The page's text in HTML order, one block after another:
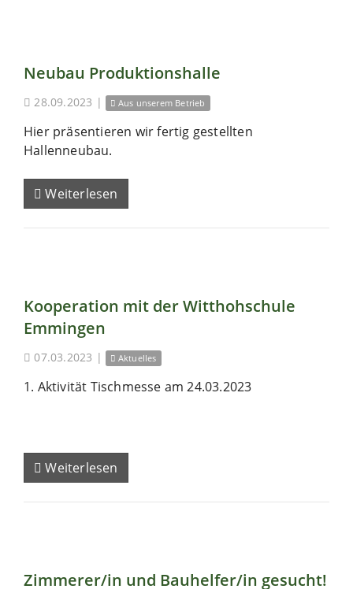
Neubau Produktionshalle
28.09.2023 | Aus unserem Betrieb
Hier präsentieren wir fertig gestellten
Hallenneubau.
Weiterlesen
Kooperation mit der Witthohschule
Emmingen
07.03.2023 | Aktuelles
1. Aktivität Tischmesse am 24.03.2023
Weiterlesen
Zimmerer/in und Bauhelfer/in gesucht!